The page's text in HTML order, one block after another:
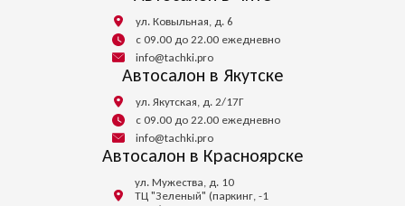
ул. Ковыльная, д. 6
с 09.00 до 22.00 ежедневно
info@tachki.pro
Автосалон в Якутске
ул. Якутская, д. 2/17Г
с 09.00 до 22.00 ежедневно
info@tachki.pro
Автосалон в Красноярске
ул. Мужества, д. 10
ТЦ "Зеленый" (паркинг, -1